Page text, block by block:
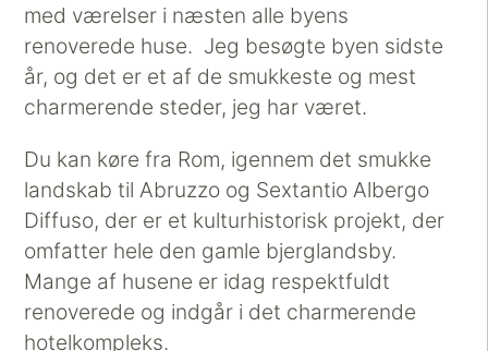
med værelser i næsten alle byens
renoverede huse. Jeg besøgte byen sidste
år, og det er et af de smukkeste og mest
charmerende steder, jeg har været.
Du kan køre fra Rom, igennem det smukke
landskab til Abruzzo og Sextantio Albergo
Diffuso, der er et kulturhistorisk projekt, der
omfatter hele den gamle bjerglandsby.
Mange af husene er idag respektfuldt
renoverede og indgår i det charmerende
hotelkompleks.